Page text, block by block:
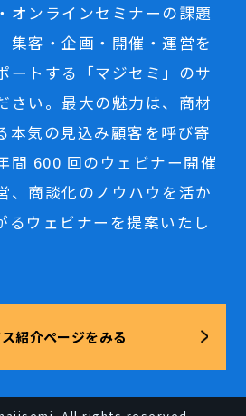
オンラインセミナーの課題
集客・企画・開催・運営を
ートする「マジセミ」のサ
さい。最大の魅力は、商材
本気の見込み顧客を呼び寄
間 600 回のウェビナー開催
、商談化のノウハウを活か
るウェビナーを提案いたし
紹介ページをみる